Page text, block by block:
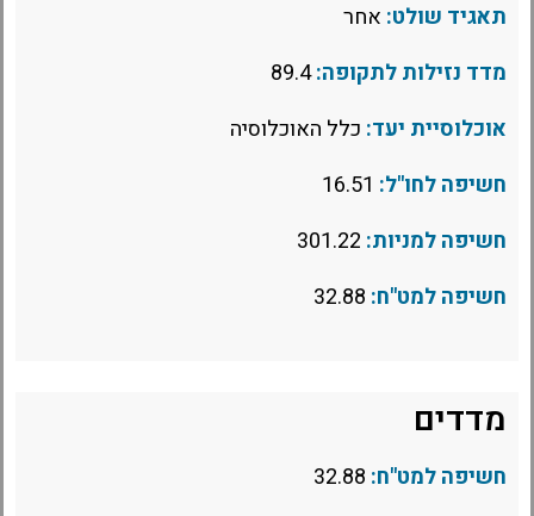
תאגיד שולט: אחר
מדד נזילות לתקופה:89.4
אוכלוסיית יעד: כלל האוכלוסיה
חשיפה לחו"ל:
חשיפה למניות:
חשיפה למט"ח:
מדדים
חשיפה למט"ח: